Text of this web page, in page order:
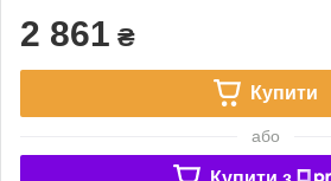
2 861 ₴
Купити
або